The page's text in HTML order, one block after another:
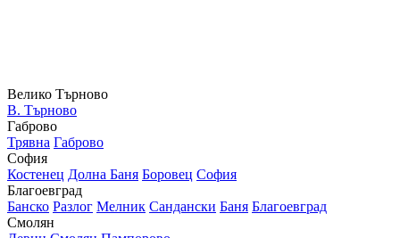
Велико Търново
В. Търново
Габрово
Трявна Габрово
София
Костенец Долна Баня Боровец София
Благоевград
Банско Разлог Мелник Сандански Баня Благоевград
Смолян